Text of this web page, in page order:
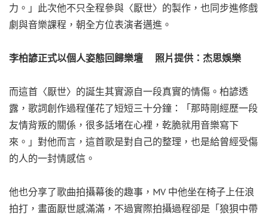
力。」此次他不只全程參與〈厭世〉的製作，也同步進修戲
劇與音樂課程，朝全方位表演者邁進。
李柏諺正式以個人姿態回歸樂壇 照片提供：杰思娛樂
而這首〈厭世〉的誕生其實源自一段真實的情傷。柏諺透
露，歌詞創作過程僅花了短短三十分鐘：「那時剛經歷一段
友情背叛的關係，很多話堵在心裡，乾脆就用音樂寫下
來。」對他而言，這首歌是對自己的整理，也是給曾經受傷
的人的一封情感信。
他也分享了歌曲拍攝幕後的趣事，MV 中他坐在椅子上任浪
拍打，畫面厭世感滿滿，不過實際拍攝過程卻是「狼狽中帶